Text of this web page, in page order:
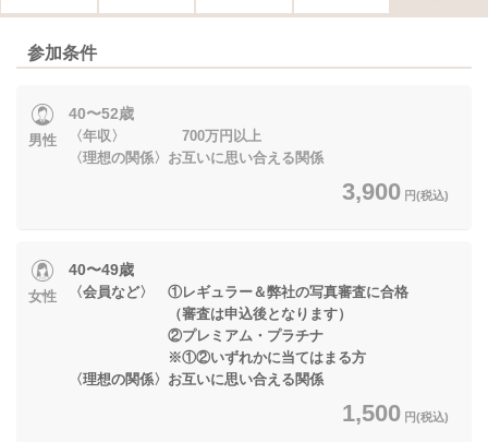
参加条件
男性
40〜52歳
〈年収〉 700万円以上
〈理想の関係〉お互いに思い合える関係
3,900 円(税込)
女性
40〜49歳
〈会員など〉 ①レギュラー＆弊社の写真審査に合格
（審査は申込後となります）
②プレミアム・プラチナ
※①②いずれかに当てはまる方
〈理想の関係〉お互いに思い合える関係
1,500 円(税込)